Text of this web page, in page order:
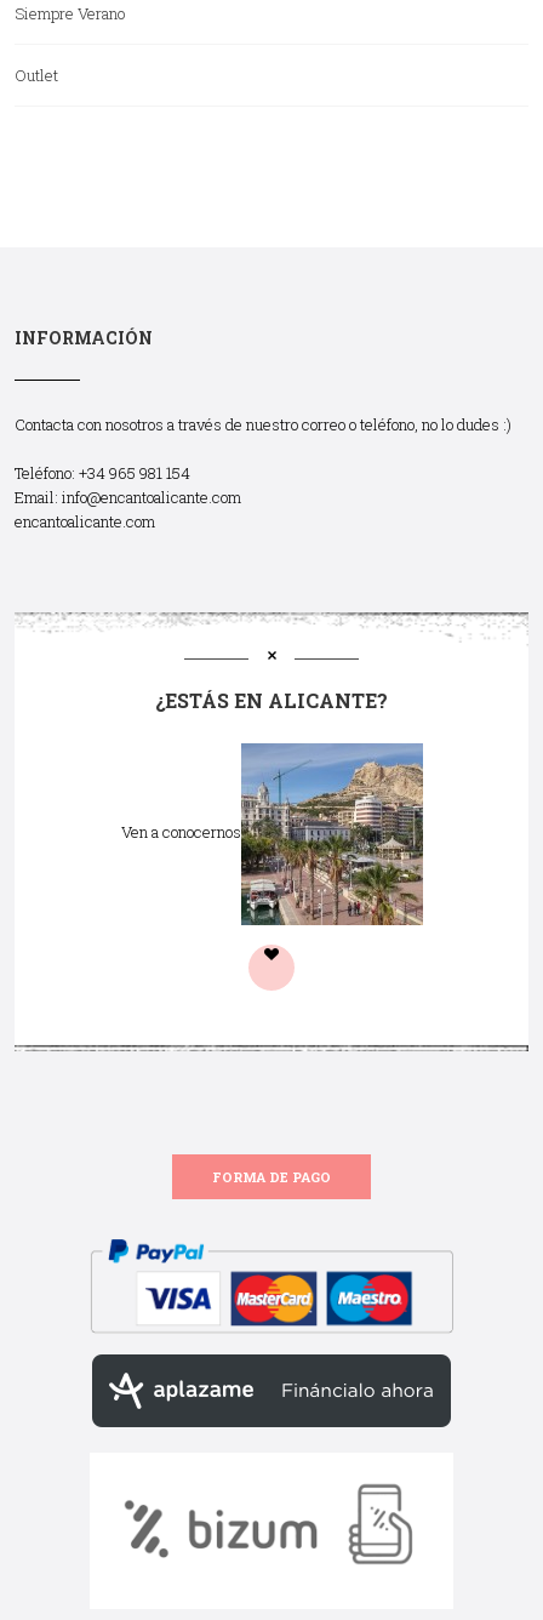
Siempre Verano
Outlet
INFORMACIÓN
Contacta con nosotros a través de nuestro correo o teléfono, no lo dudes :)
Teléfono: +34 965 981 154
Email: info@encantoalicante.com
encantoalicante.com
¿ESTÁS EN ALICANTE?
Ven a conocernos
FORMA DE PAGO